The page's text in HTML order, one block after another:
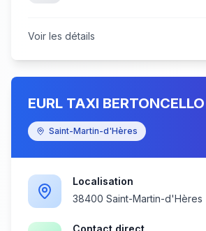
Voir les détails
EURL TAXI BERTONCELLO
Saint-Martin-d'Hères
Localisation
38400 Saint-Martin-d'Hères
Contact direct